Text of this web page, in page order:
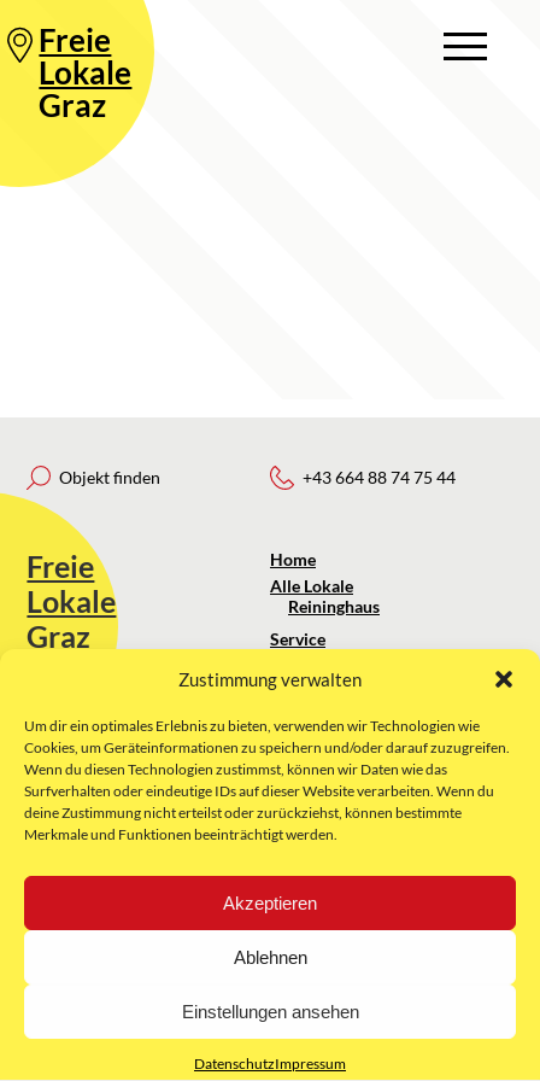
Zustimmung verwalten
Um dir ein optimales Erlebnis zu bieten, verwenden wir Technologien wie
Cookies, um Geräteinformationen zu speichern und/oder darauf zuzugreifen.
Wenn du diesen Technologien zustimmst, können wir Daten wie das
Surfverhalten oder eindeutige IDs auf dieser Website verarbeiten. Wenn du
deine Zustimmung nicht erteilst oder zurückziehst, können bestimmte
Merkmale und Funktionen beeinträchtigt werden.
Akzeptieren
Ablehnen
Einstellungen ansehen
DatenschutzImpressum
Freie
Lokale
Graz
Objekt finden
Freie
Lokale
Graz
Sie erreichen uns unter:
kontakt@freielokale-graz.at
Website by Rubikon Werbeagentur
GmbH
+43 664 88 74 75 44
Home
Alle Lokale
Reininghaus
Service
Über uns
Impressum
AGB
Datenschutz
E-Mail